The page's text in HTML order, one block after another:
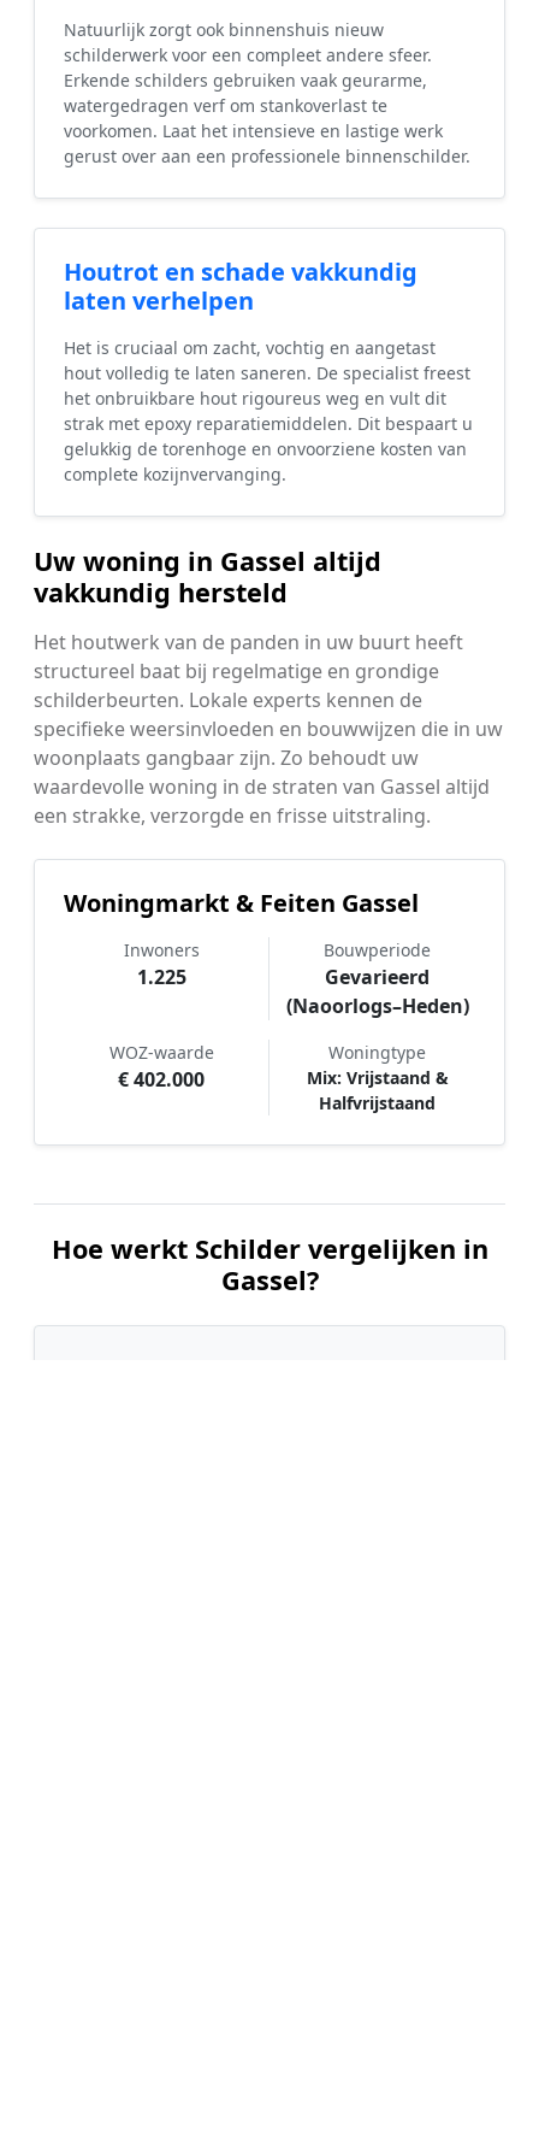
Natuurlijk zorgt ook binnenshuis nieuw
schilderwerk voor een compleet andere sfeer.
Erkende schilders gebruiken vaak geurarme,
watergedragen verf om stankoverlast te
voorkomen. Laat het intensieve en lastige werk
gerust over aan een professionele binnenschilder.
Houtrot en schade vakkundig
laten verhelpen
Het is cruciaal om zacht, vochtig en aangetast
hout volledig te laten saneren. De specialist freest
het onbruikbare hout rigoureus weg en vult dit
strak met epoxy reparatiemiddelen. Dit bespaart u
gelukkig de torenhoge en onvoorziene kosten van
complete kozijnvervanging.
Uw woning in Gassel altijd
vakkundig hersteld
Het houtwerk van de panden in uw buurt heeft
structureel baat bij regelmatige en grondige
schilderbeurten. Lokale experts kennen de
specifieke weersinvloeden en bouwwijzen die in uw
woonplaats gangbaar zijn. Zo behoudt uw
waardevolle woning in de straten van Gassel altijd
een strakke, verzorgde en frisse uitstraling.
Woningmarkt & Feiten Gassel
Inwoners
1.225
Bouwperiode
Gevarieerd
(Naoorlogs–Heden)
WOZ-waarde
€ 402.000
Woningtype
Mix: Vrijstaand &
Halfvrijstaand
Hoe werkt Schilder vergelijken in
Gassel?